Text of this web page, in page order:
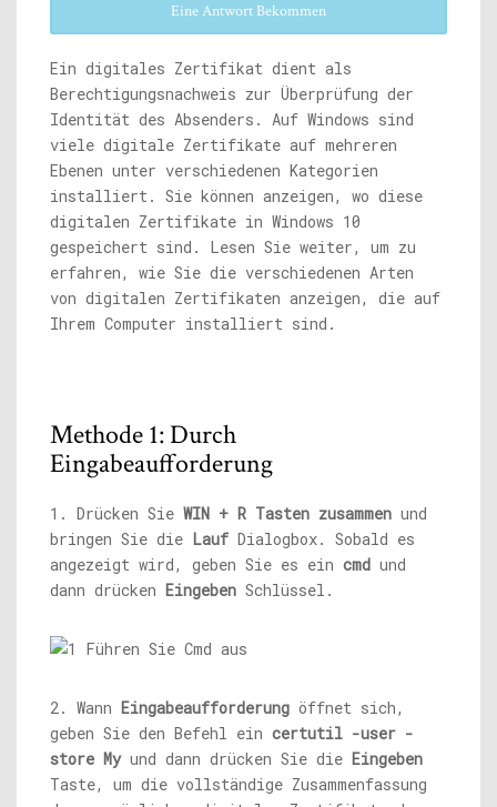
Eine Antwort Bekommen
Ein digitales Zertifikat dient als
Berechtigungsnachweis zur Überprüfung der
Identität des Absenders. Auf Windows sind
viele digitale Zertifikate auf mehreren
Ebenen unter verschiedenen Kategorien
installiert. Sie können anzeigen, wo diese
digitalen Zertifikate in Windows 10
gespeichert sind. Lesen Sie weiter, um zu
erfahren, wie Sie die verschiedenen Arten
von digitalen Zertifikaten anzeigen, die auf
Ihrem Computer installiert sind.
Methode 1: Durch
Eingabeaufforderung
1. Drücken Sie WIN + R Tasten zusammen und
bringen Sie die Lauf Dialogbox. Sobald es
angezeigt wird, geben Sie es ein cmd und
dann drücken Eingeben Schlüssel.
2. Wann Eingabeaufforderung öffnet sich,
geben Sie den Befehl ein certutil -user -
store Myund dann drücken Sie die Eingeben
Taste, um die vollständige Zusammenfassung